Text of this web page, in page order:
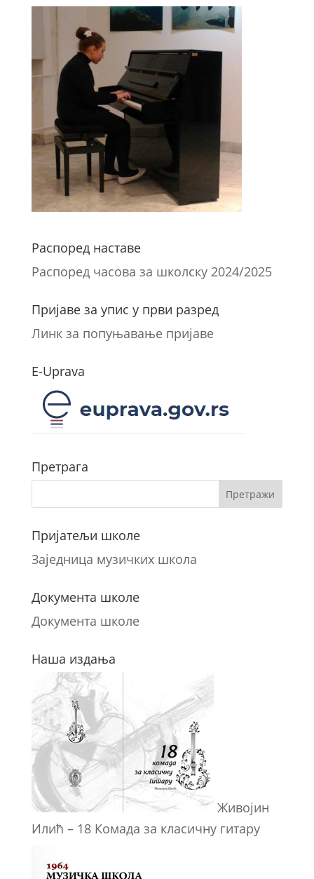
Распоред наставе
Распоред часова за школску 2024/2025
Пријаве за упис у први разред
Линк за попуњавање пријаве
E-Uprava
Претрага
Пријатељи школе
Заједница музичких школа
Документа школе
Документа школе
Наша издања
Живојин
Илић – 18 Комада за класичну гитару